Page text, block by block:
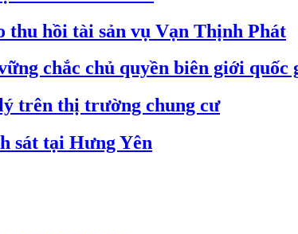
thu hồi tài sản vụ Vạn Thịnh Phát
chắc chủ quyền biên giới quốc
trên thị trường chung cư
sát tại Hưng Yên